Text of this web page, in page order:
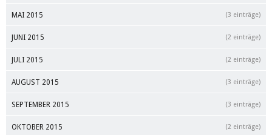
MAI 2015 (3 einträge)
JUNI 2015 (2 einträge)
JULI 2015 (2 einträge)
AUGUST 2015 (3 einträge)
SEPTEMBER 2015 (3 einträge)
OKTOBER 2015 (2 einträge)